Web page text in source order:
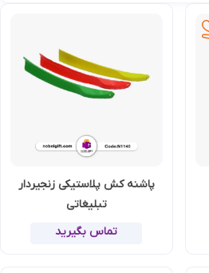
پاشنه کش پلاستیکی زنجیردار
تبلیغاتی
تماس بگیرید